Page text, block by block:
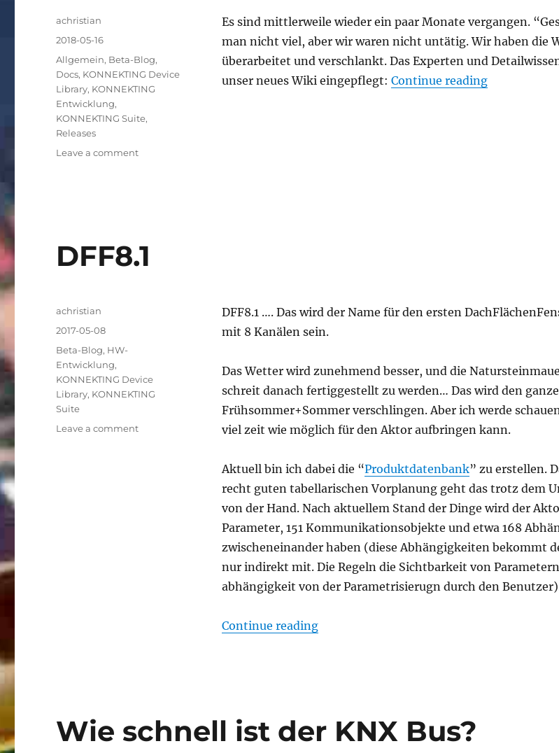
Es sind mittlerweile wieder ein paar Monate vergangen.
man nicht viel, aber wir waren nicht untätig. Wir haben die
überarbeitet und verschlankt. Das Experten und
unser neues Wiki eingepflegt: Continue reading“Beta4a
Author
achristian
Posted
on
2018-05-16
Categories
Allgemein, Beta-Blog,
Docs, KONNEKTING Device
Library, KONNEKTING
Entwicklung,
KONNEKTING Suite,
Releases
Leave a commenton
DFF8.1
DFF8.1 …. Das wird der Name für den ersten
mit 8 Kanälen sein.
Das Wetter wird zunehmend besser, und die
schreit danach fertiggestellt zu werden… Das wird den
Frühsommer+Sommer verschlingen. Aber ich werde
viel zeit wie möglich für den Aktor aufbringen kann.
Aktuell bin ich dabei die “Produktdatenbank” zu erstellen.
recht guten tabellarischen Vorplanung geht das trotz dem
von der Hand. Nach aktuellem Stand der Dinge wird der
Parameter, 151 Kommunikationsobjekte und etwa 168
zwischeneinander haben (diese Abhängigkeiten bekommt
nur indirekt mit. Die Regeln die Sichtbarkeit von
abhängigkeit von der Parametrisierugn durch den
Continue reading“DFF8.1”
Author
achristian
Posted
on
2017-05-08
Categories
Beta-Blog, HW-
Entwicklung,
KONNEKTING Device
Library, KONNEKTING
Suite
Leave a commenton
Wie schnell ist der KNX Bus?